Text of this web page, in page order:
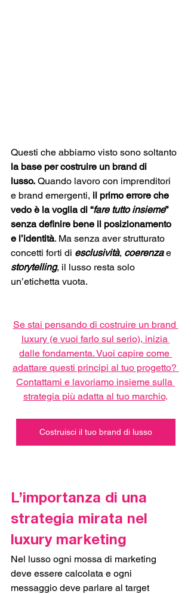
Questi che abbiamo visto sono soltanto
la base per costruire un brand di
lusso. Quando lavoro con imprenditori
e brand emergenti, il primo errore che
vedo è la voglia di “fare tutto insieme”
senza definire bene il posizionamento
e l’identità. Ma senza aver strutturato
concetti forti di esclusività, coerenza e
storytelling, il lusso resta solo
un’etichetta vuota.
Se stai pensando di costruire un brand
luxury (e vuoi farlo sul serio), inizia
dalle fondamenta. Vuoi capire come
adattare questi principi al tuo progetto?
Contattami e lavoriamo insieme sulla
strategia più adatta al tuo marchio.
Costruisci il tuo brand di lusso
L’importanza di una
strategia mirata nel
luxury marketing
Nel lusso ogni mossa di marketing
deve essere calcolata e ogni
messaggio deve parlare al target